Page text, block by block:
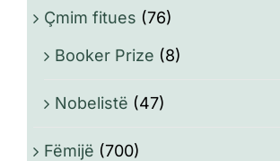
Çmim fitues (76)
Booker Prize (8)
Nobelistë (47)
Fëmijë (700)